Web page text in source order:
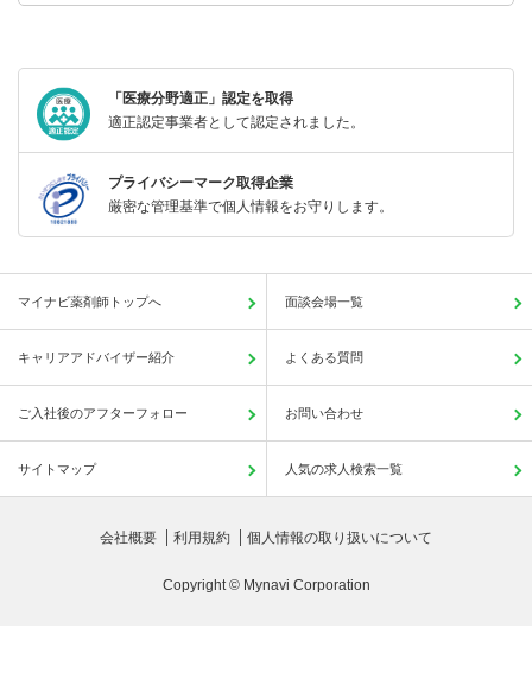
「医療分野適正」認定を取得
適正認定事業者として認定されました。
プライバシーマーク取得企業
厳密な管理基準で個人情報をお守りします。
マイナビ薬剤師トップへ 面談会場一覧
キャリアアドバイザー紹介 よくある質問
ご入社後のアフターフォロー お問い合わせ
サイトマップ 人気の求人検索一覧
会社概要 利用規約 個人情報の取り扱いについて
Copyright © Mynavi Corporation